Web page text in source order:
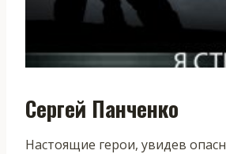
Сергей Панченко
Настоящие герои, увидев